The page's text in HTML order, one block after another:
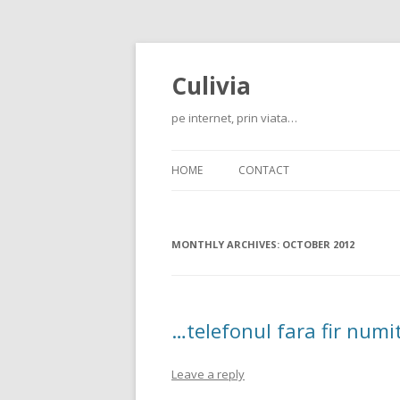
Culivia
pe internet, prin viata…
HOME CONTACT
MONTHLY ARCHIVES: OCTOBER 2012
…telefonul fara fir
Leave a reply